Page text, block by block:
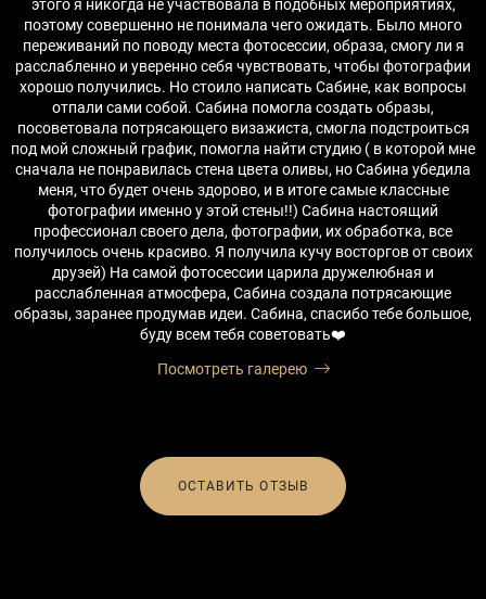
этого я никогда не участвовала в подобных мероприятиях,
поэтому совершенно не понимала чего ожидать. Было много
переживаний по поводу места фотосессии, образа, смогу ли я
расслабленно и уверенно себя чувствовать, чтобы фотографии
хорошо получились. Но стоило написать Сабине, как вопросы
отпали сами собой. Сабина помогла создать образы,
посоветовала потрясающего визажиста, смогла подстроиться
под мой сложный график, помогла найти студию ( в которой мне
сначала не понравилась стена цвета оливы, но Сабина убедила
меня, что будет очень здорово, и в итоге самые классные
фотографии именно у этой стены!!) Сабина настоящий
профессионал своего дела, фотографии, их обработка, все
получилось очень красиво. Я получила кучу восторгов от своих
друзей) На самой фотосессии царила дружелюбная и
расслабленная атмосфера, Сабина создала потрясающие
образы, заранее продумав идеи. Сабина, спасибо тебе большое,
буду всем тебя советовать❤️
Посмотреть галерею
ОСТАВИТЬ ОТЗЫВ